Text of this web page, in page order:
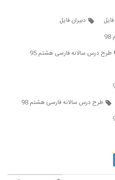
دبیران فایل
طرح درس سالانه فارسی هشتم 95
طرح درس سالانه فارسی هشتم 98